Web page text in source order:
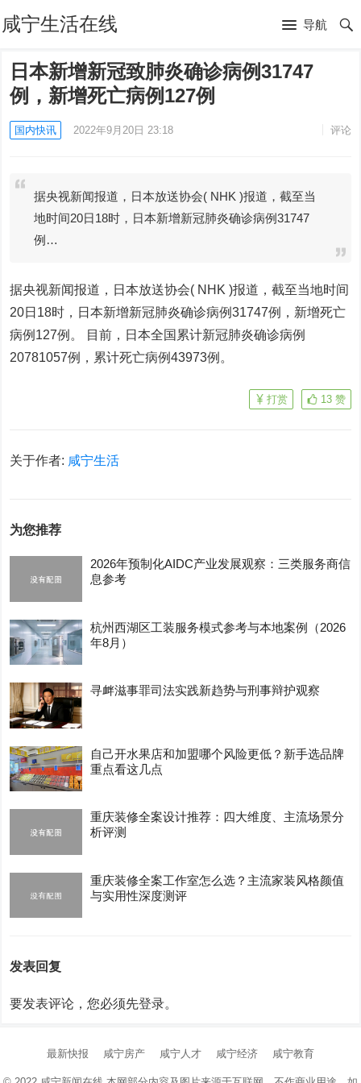
咸宁生活在线 导航
日本新增新冠致肺炎确诊病例31747
例，新增死亡病例127例
国内快讯 2022年9月20日 23:18 评论
据央视新闻报道，日本放送协会( NHK )报道，截至当
地时间20日18时，日本新增新冠肺炎确诊病例31747
例…
据央视新闻报道，日本放送协会( NHK )报道，截至当地时间
20日18时，日本新增新冠肺炎确诊病例31747例，新增死亡
病例127例。 目前，日本全国累计新冠肺炎确诊病例
20781057例，累计死亡病例43973例。
13 赞
打赏
关于作者: 咸宁生活
为您推荐
2026年预制化AIDC产业发展观察：三类服务商信
息参考
杭州西湖区工装服务模式参考与本地案例（2026
年8月）
寻衅滋事罪司法实践新趋势与刑事辩护观察
自己开水果店和加盟哪个风险更低？新手选品牌
重点看这几点
重庆装修全案设计推荐：四大维度、主流场景分
析评测
重庆装修全案工作室怎么选？主流家装风格颜值
与实用性深度测评
发表回复
要发表评论，您必须先登录。
最新快报 咸宁房产 咸宁人才 咸宁经济 咸宁教育